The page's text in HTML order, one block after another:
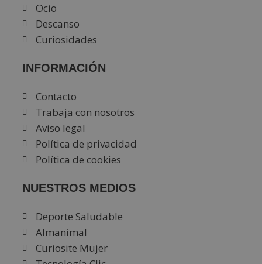
Ocio
Descanso
Curiosidades
INFORMACIÓN
Contacto
Trabaja con nosotros
Aviso legal
Política de privacidad
Política de cookies
NUESTROS MEDIOS
Deporte Saludable
Almanimal
Curiosite Mujer